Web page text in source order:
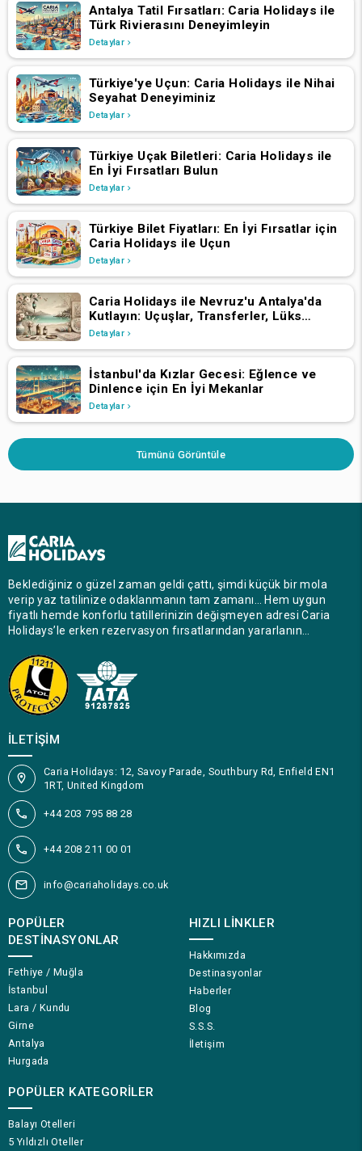
Antalya Tatil Fırsatları: Caria Holidays ile
Türk Rivierasını Deneyimleyin
Detaylar
Türkiye'ye Uçun: Caria Holidays ile Nihai
Seyahat Deneyiminiz
Detaylar
Türkiye Uçak Biletleri: Caria Holidays ile
En İyi Fırsatları Bulun
Detaylar
Türkiye Bilet Fiyatları: En İyi Fırsatlar için
Caria Holidays ile Uçun
Detaylar
Caria Holidays ile Nevruz'u Antalya'da
Kutlayın: Uçuşlar, Transferler, Lüks
Oteller ve Yıldızlarla Dolu Konserler
Detaylar
İstanbul'da Kızlar Gecesi: Eğlence ve
Dinlence için En İyi Mekanlar
Detaylar
Tümünü Görüntüle
Beklediğiniz o güzel zaman geldi çattı, şimdi küçük bir mola
verip yaz tatilinize odaklanmanın tam zamanı… Hem uygun
fiyatlı hemde konforlu tatillerinizin değişmeyen adresi Caria
Holidays’le erken rezervasyon fırsatlarından yararlanın…
İLETIŞIM
Caria Holidays: 12, Savoy Parade, Southbury Rd, Enfield EN1
1RT, United Kingdom
+44 203 795 88 28
+44 208 211 00 01
info@cariaholidays.co.uk
POPÜLER
DESTINASYONLAR
Fethiye / Muğla
İstanbul
Lara / Kundu
Girne
Antalya
Hurgada
POPÜLER KATEGORILER
Balayı Otelleri
5 Yıldızlı Oteller
HIZLI LINKLER
Hakkımızda
Destinasyonlar
Haberler
Blog
S.S.S.
İletişim